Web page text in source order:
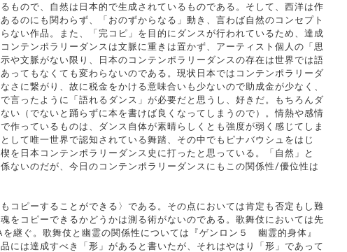
もので、自然は日本的で生成されているものである。そして、西洋は作
るのにも関わらず、「おのずからなる」動き、言わば自然のコンセプト
ない作品。また、「完コピ」を目的にダンスが行われているため、達成
ンテンポラリーダンスは文脈に重きは置かず、アーティスト個人の「思
や文脈がない限り、日本のコンテンポラリーダンスの存在は世界では語
ってもなくても変わらないのである。現状日本ではコンテンポラリーダ
に繋がり、故に税金をかける意味合いも少ないので助成金が少なく、
言ったように「語れるダンス」が必要だと思うし、好きだ。もちろんダ
い（でないと踊らずに本を書けば良くなってしまうので）。情熱や感情
作っているものは、ダンス自体が素晴らしくとも強度が弱く感じてしま
して唯一世界で認知されている舞踏、その中でもピナバウシュをはじ
日本コンテンポラリーダンス史に打ったと思っている。「自然」と
ないのだが、今日のコンテンポラリーダンスにもこの関係性/優位性は
コピーすることができる〉である。その点においては肯定も否定もし難
をコピーできるかどうかは測る術がないのである。歌舞伎においては先
継ぐ。歌舞伎と幽霊の関係性については『ゲンロン５ 幽霊的身体』
には達成すべき「形」があると書いたが、それはやはり「形」であって